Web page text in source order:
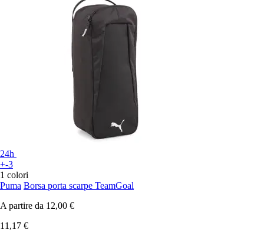
24h
+-3
1 colori
Puma Borsa porta scarpe TeamGoal
A partire da 12,00 €
11,17 €